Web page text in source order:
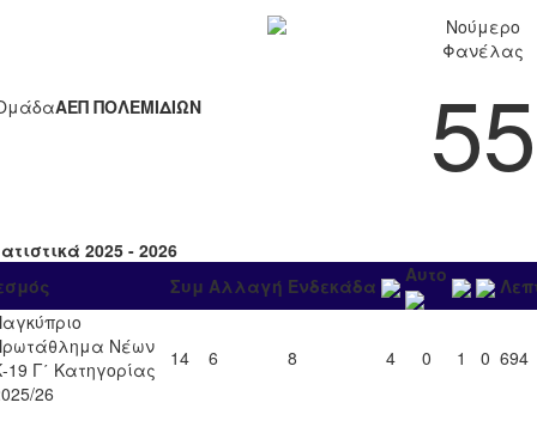
ΑΕΠ ΠΟΛΕΜΙΔΙΩΝ
Νούμερο
Φανέλας
55
2025 - 2026
Συμ Αλλαγή Ενδεκάδα Αυτο
Νέων
19 Γ΄ Κατηγορίας
26
14 6 8 4 0 1 0 694